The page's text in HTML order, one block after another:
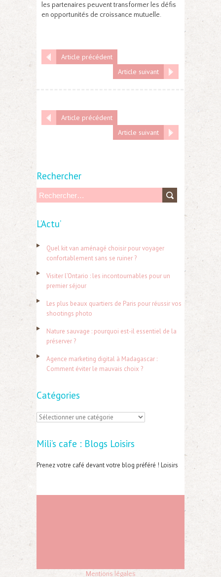
les partenaires peuvent transformer les défis
en opportunités de croissance mutuelle.
Article précédent
Article suivant
Article précédent
Article suivant
Rechercher
h
r
:
L’Actu’
Quel kit van aménagé choisir pour voyager
confortablement sans se ruiner ?
Visiter l’Ontario : les incontournables pour un
premier séjour
Les plus beaux quartiers de Paris pour réussir vos
shootings photo
Nature sauvage : pourquoi est-il essentiel de la
préserver ?
Agence marketing digital à Madagascar :
Comment éviter le mauvais choix ?
Catégories
C
t
é
o
Mili’s cafe : Blogs Loisirs
Prenez votre café devant votre blog préféré ! Loisirs
Mentions légales